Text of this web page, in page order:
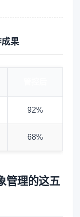
果
92%
68%
管理的这五